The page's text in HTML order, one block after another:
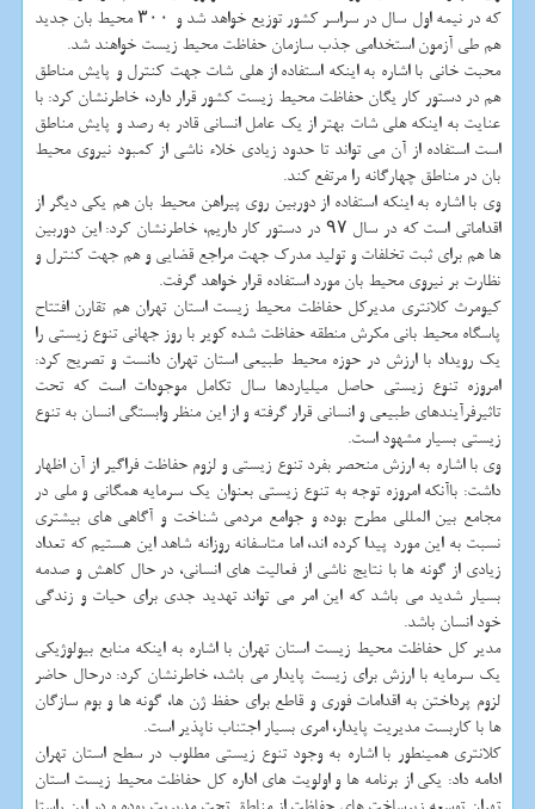
كه در نیمه اول سال در سراسر كشور توزیع خواهد شد و ۳۰۰ محیط بان جدید
هم طی آزمون استخدامی جذب سازمان حفاظت محیط زیست خواهند شد.
محبت خانی با اشاره به اینكه استفاده از هلی شات جهت كنترل و پایش مناطق
هم در دستور كار یگان حفاظت محیط زیست كشور قرار دارد، خاطرنشان كرد: با
عنایت به اینكه هلی شات بهتر از یك عامل انسانی قادر به رصد و پایش مناطق
است استفاده از آن می تواند تا حدود زیادی خلاء ناشی از كمبود نیروی محیط
بان در مناطق چهارگانه را مرتفع كند.
وی با اشاره به اینكه استفاده از دوربین روی پیراهن محیط بان هم یكی دیگر از
اقداماتی است كه در سال ۹۷ در دستور كار داریم، خاطرنشان كرد: این دوربین
ها هم برای ثبت تخلفات و تولید مدرك جهت مراجع قضایی و هم جهت كنترل و
نظارت بر نیروی محیط بان مورد استفاده قرار خواهد گرفت.
كیومرث كلانتری مدیركل حفاظت محیط زیست استان تهران هم تقارن افتتاح
پاسگاه محیط بانی مكرش منطقه حفاظت شده كویر با روز جهانی تنوع زیستی را
یك رویداد با ارزش در حوزه محیط طبیعی استان تهران دانست و تصریح كرد:
امروزه تنوع زیستی حاصل میلیاردها سال تكامل موجودات است كه تحت
تاثیرفرآیندهای طبیعی و انسانی قرار گرفته و از این منظر وابستگی انسان به تنوع
زیستی بسیار مشهود است.
وی با اشاره به ارزش منحصر بفرد تنوع زیستی و لزوم حفاظت فراگیر از آن اظهار
داشت: باآنكه امروزه توجه به تنوع زیستی بعنوان یك سرمایه همگانی و ملی در
مجامع بین المللی مطرح بوده و جوامع مردمی شناخت و آگاهی های بیشتری
نسبت به این مورد پیدا كرده اند، اما متاسفانه روزانه شاهد این هستیم كه تعداد
زیادی از گونه ها با نتایج ناشی از فعالیت های انسانی، در حال كاهش و صدمه
بسیار شدید می باشد كه این امر می تواند تهدید جدی برای حیات و زندگی
خود انسان باشد.
مدیر كل حفاظت محیط زیست استان تهران با اشاره به اینكه منابع بیولوژیكی
یك سرمایه با ارزش برای زیست پایدار می باشد، خاطرنشان كرد: درحال حاضر
لزوم پرداختن به اقدامات فوری و قاطع برای حفظ ژن ها، گونه ها و بوم سازگان
ها با كاربست مدیریت پایدار، امری بسیار اجتناب ناپذیر است.
كلانتری همینطور با اشاره به وجود تنوع زیستی مطلوب در سطح استان تهران
ادامه داد: یكی از برنامه ها و اولویت های اداره كل حفاظت محیط زیست استان